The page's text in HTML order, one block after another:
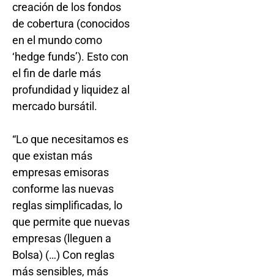
creación de los fondos
de cobertura (conocidos
en el mundo como
‘hedge funds’). Esto con
el fin de darle más
profundidad y liquidez al
mercado bursátil.
“Lo que necesitamos es
que existan más
empresas emisoras
conforme las nuevas
reglas simplificadas, lo
que permite que nuevas
empresas (lleguen a
Bolsa) (…) Con reglas
más sensibles, más